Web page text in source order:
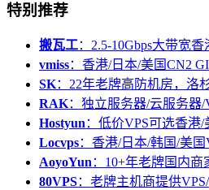
特别推荐
搬瓦工：2.5-10Gbps大带宽
vmiss：香港/日本/美国CN2
SK：22年老牌高防机房，洛
RAK：独立服务器/云服务器
Hostyun ：低价VPS可选香港
Locvps：香港/日本/韩国/美
AoyoYun ：10+年老牌国内
80VPS：老牌主机商提供